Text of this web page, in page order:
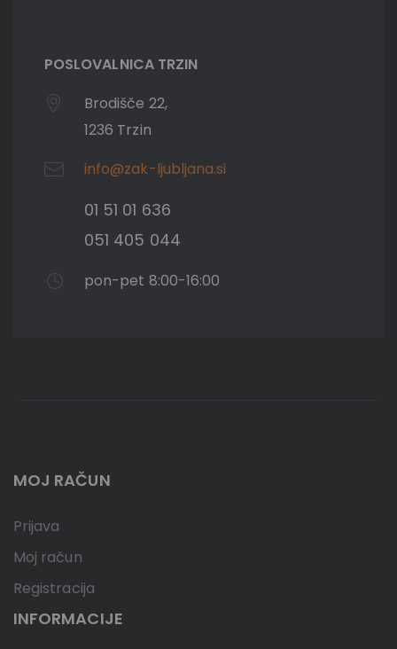
POSLOVALNICA TRZIN
Brodišče 22,
1236 Trzin
info@zak-ljubljana.si
01 51 01 636
051 405 044
pon-pet 8:00-16:00
MOJ RAČUN
Prijava
Moj račun
Registracija
INFORMACIJE